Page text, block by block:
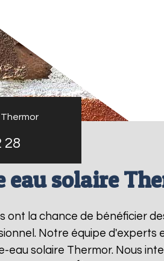
28
eau solaire
ont la chance de bénéficier
Notre équipe d'experts
eau solaire Thermor. Nous